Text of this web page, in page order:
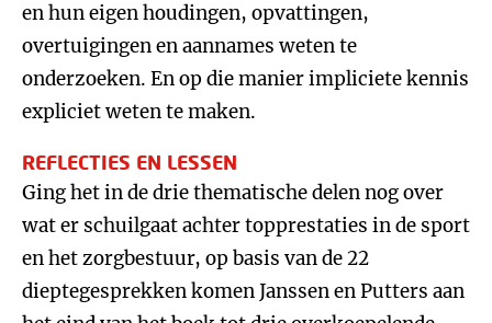
en hun eigen houdingen, opvattingen,
overtuigingen en aannames weten te
onderzoeken. En op die manier impliciete kennis
expliciet weten te maken.
REFLECTIES EN LESSEN
Ging het in de drie thematische delen nog over
wat er schuilgaat achter topprestaties in de sport
en het zorgbestuur, op basis van de 22
dieptegesprekken komen Janssen en Putters aan